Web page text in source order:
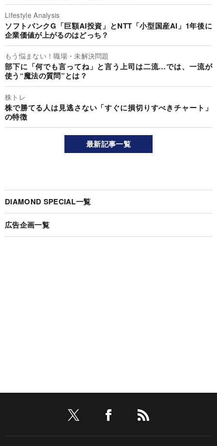
Lifestyle Analysis
ソフトバンクG「巨額AI投資」とNTT「小型国産AI」1年後に
企業価値が上がるのはどっち？
もう悩まない！職場・未解決問題
部下に「何でも言ってね」と言う上司は二流…では、一流が
使う“魔法の質問”とは？
株トレ
株で勝てる人は見逃さない「すぐに損切りすべきチャート」
の特徴
最新記事一覧
DIAMOND SPECIAL一覧
広告企画一覧